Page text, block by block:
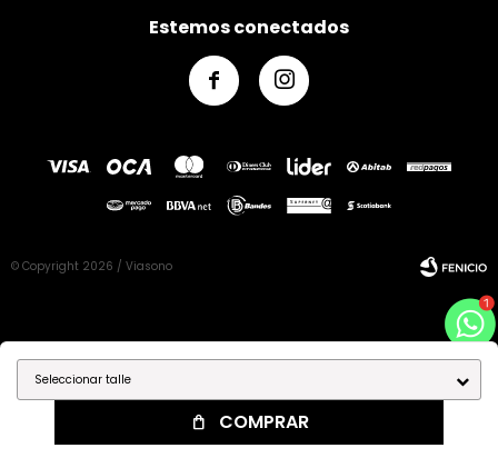
Seleccionar talle
COMPRAR
Estemos conectados
 
© Copyright 2026 / Viasono